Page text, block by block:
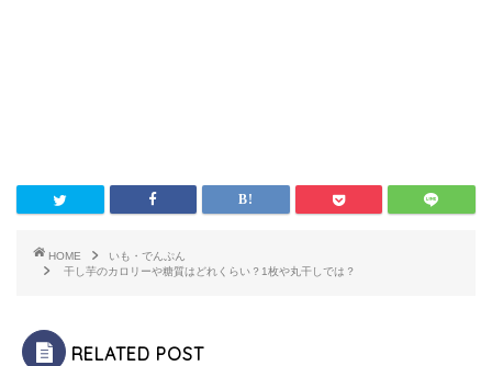
HOME
いも・でんぷん
干し芋のカロリーや糖質はどれくらい？1枚や丸干しでは？
RELATED POST